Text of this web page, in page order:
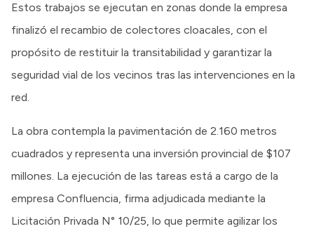
Estos trabajos se ejecutan en zonas donde la empresa
finalizó el recambio de colectores cloacales, con el
propósito de restituir la transitabilidad y garantizar la
seguridad vial de los vecinos tras las intervenciones en la
red.
La obra contempla la pavimentación de 2.160 metros
cuadrados y representa una inversión provincial de $107
millones. La ejecución de las tareas está a cargo de la
empresa Confluencia, firma adjudicada mediante la
Licitación Privada N° 10/25, lo que permite agilizar los